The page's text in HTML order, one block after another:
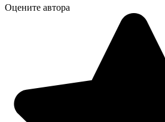
Оцените автора